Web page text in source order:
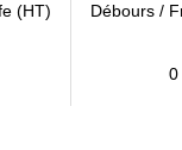
(HT) Débours /
0